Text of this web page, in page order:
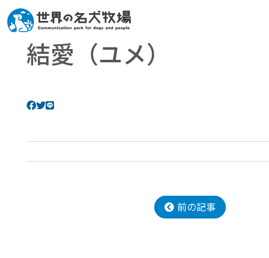
結愛（ユメ）
前の記事